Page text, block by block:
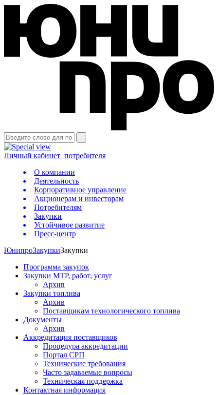
Личный кабинет потребителя
О компании
Деятельность
Корпоративное управление
Акционерам и инвесторам
Потребителям
Закупки
Устойчивое развитие
Пресс-центр
ЮнипроЗакупкиЗакупки
Программа закупок
Закупки МТР, работ, услуг
Архив
Закупки топлива
Архив
Поставщикам технологического топлива
Документы
Архив
Аккредитация поставщиков
Процедура аккредитации
Портал СРП
Технические требования
Часто задаваемые вопросы
Техническая поддержка
Контактная информация